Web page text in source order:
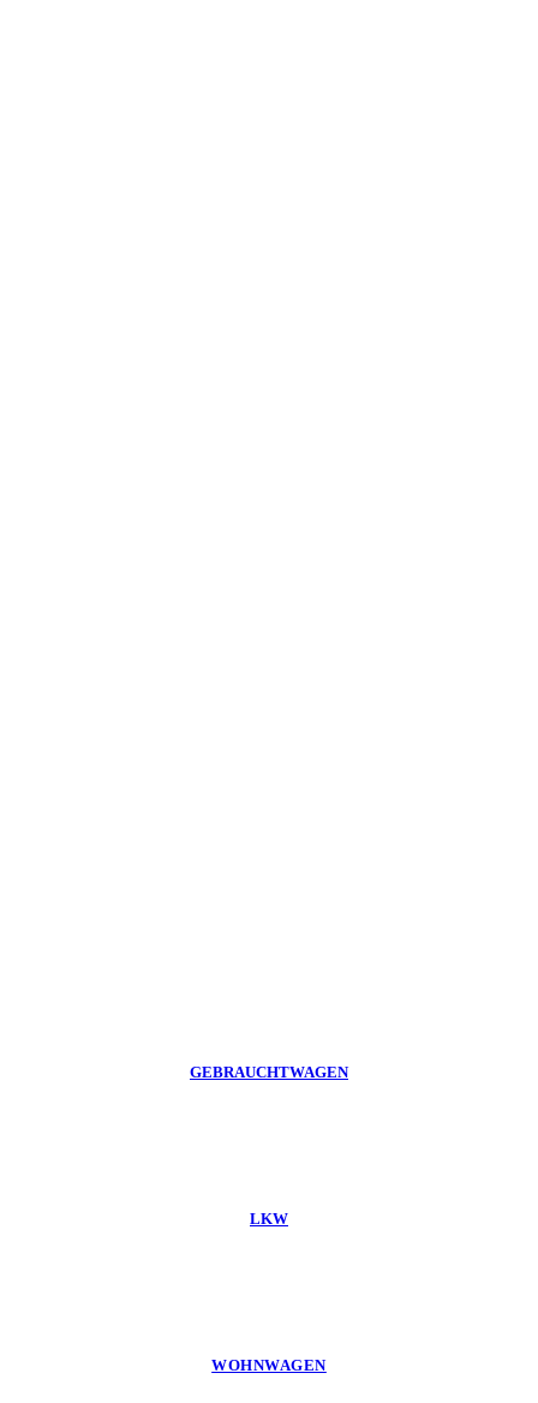
GEBRAUCHTWAGEN
LKW
WOHNWAGEN